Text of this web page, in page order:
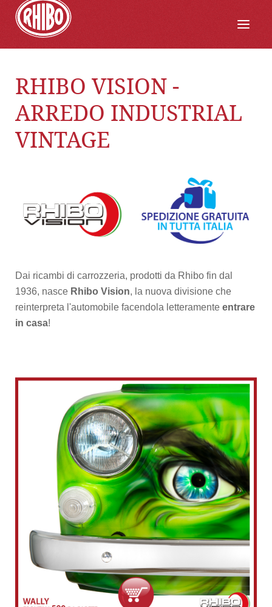
RHIBO VISION -
ARREDO INDUSTRIAL
VINTAGE
Dai ricambi di carrozzeria, prodotti da Rhibo fin dal
1936, nasce Rhibo Vision, la nuova divisione che
reinterpreta l'automobile facendola letteramente entrare
in casa!